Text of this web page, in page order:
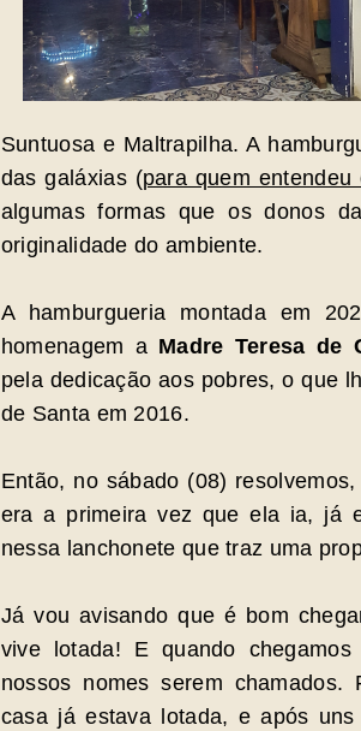
Suntuosa e Maltrapilha. A
das galáxias (para quem
algumas formas que os donos
originalidade do ambiente.
A hamburgueria montada em
homenagem a Madre Teresa de
pela dedicação aos pobres, o que
de Santa em 2016.
Então, no sábado (08)
era a primeira vez que ela ia, já
nessa lanchonete que traz uma
Já vou avisando que é bom
vive lotada! E quando
nossos nomes serem
casa já estava lotada, e após